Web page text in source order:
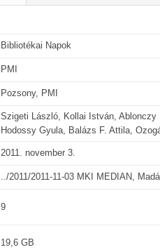
Bibliotékai Napok
PMI
Pozsony, PMI
Szigeti László, Kollai István,
Hodossy Gyula, Balázs F. Attila,
2011. november 3.
../2011/2011-11-03 MKI MEDIAN,
9
19,6 GB